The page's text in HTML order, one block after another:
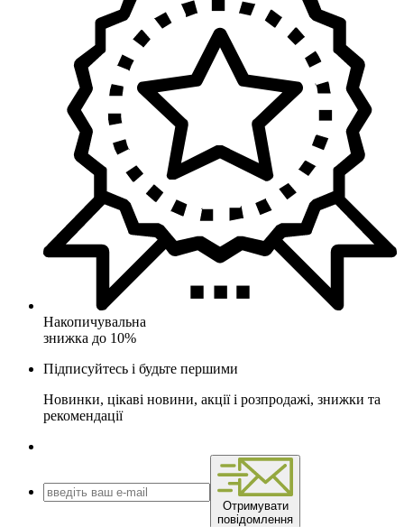
Накопичувальна
знижка до 10%
Підписуйтесь і будьте першими
Новинки, цікаві новини, акції і розпродажі, знижки та
рекомендації
Отримувати
повідомлення